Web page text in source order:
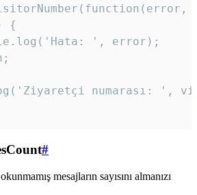
{
', error);
numarası: ',
#
mesajların sayısını almanızı